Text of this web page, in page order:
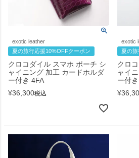
exotic leather
夏の旅行応援10%OFFクーポン
クロコダイル スマホ ポーチ シ
ャイニング 加工 カードホルダ
ー付き 4FA
¥36,300税込
exotic
夏の
クロ
ャイ
ー付
¥